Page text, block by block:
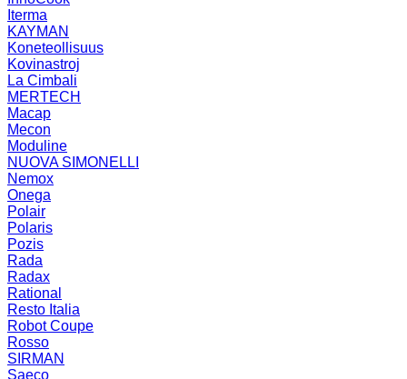
Iterma
KAYMAN
Koneteollisuus
Kovinastroj
La Cimbali
MERTECH
Macap
Mecon
Moduline
NUOVA SIMONELLI
Nemox
Onega
Polair
Polaris
Pozis
Rada
Radax
Rational
Resto Italia
Robot Coupe
Rosso
SIRMAN
Saeco